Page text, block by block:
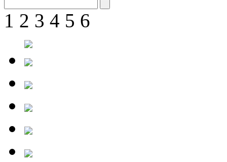
1 2 3 4 5 6